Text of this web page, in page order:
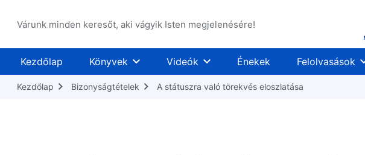
Várunk minden keresőt, aki vágyik Isten megjelenésére!
Kezdőlap Könyvek Videók Énekek Felolvasások
Kezdőlap Bizonyságtételek A státuszra való törekvés eloszlatása